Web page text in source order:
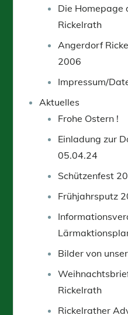
Die Homepage
Rickelrath
Angerdorf
2006
Impressum/
Aktuelles
Frohe Ostern !
Einladung zur
05.04.24
Schützenfest
Frühjahrsputz
Bilder von
Rickelrath
Rickelrather